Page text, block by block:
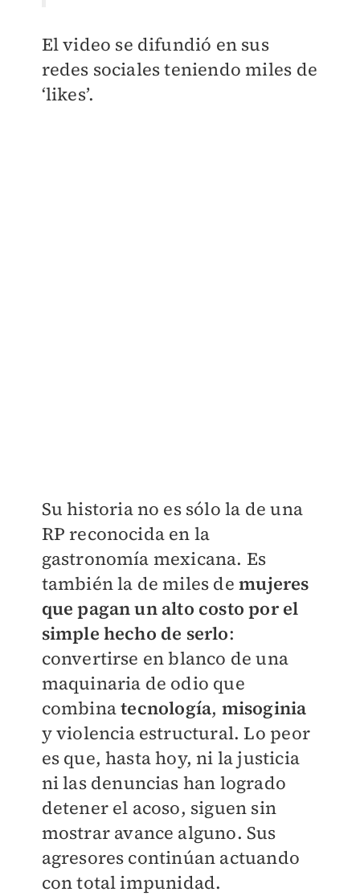
El video se difundió en sus
redes sociales teniendo miles de
‘likes’.
Su historia no es sólo la de una
RP reconocida en la
gastronomía mexicana. Es
también la de miles de mujeres
que pagan un alto costo por el
simple hecho de serlo:
convertirse en blanco de una
maquinaria de odio que
combinatecnología, misoginia
y violencia estructural. Lo peor
es que, hasta hoy, ni la justicia
ni las denuncias han logrado
detener el acoso, siguen sin
mostrar avance alguno. Sus
agresores continúan actuando
con total impunidad.